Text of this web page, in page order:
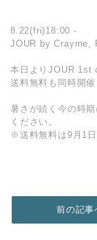
8.22(fri)18:00 -
JOUR by Crayme,
本日よりJOUR 1st
送料無料も同時開催
暑さが続く今の時
ください。
※送料無料は9月1
前の記事